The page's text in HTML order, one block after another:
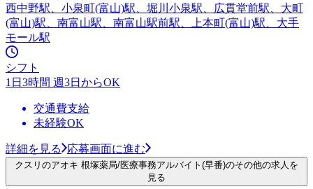
西中野駅、小泉町(富山)駅、堀川小泉駅、広貫堂前駅、大町
(富山)駅、南富山駅、南富山駅前駅、上本町(富山)駅、大手
モール駅
シフト
1日3時間 週3日からOK
交通費支給
未経験OK
詳細を見る 応募画面に進む
クスリのアオキ 根塚薬局/医療事務アルバイト(早番)のその他の求人を
見る